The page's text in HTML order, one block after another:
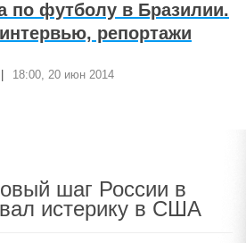
по футболу в Бразилии.
репортажи
18:00, 20 июн 2014
шаг России в
истерику в США